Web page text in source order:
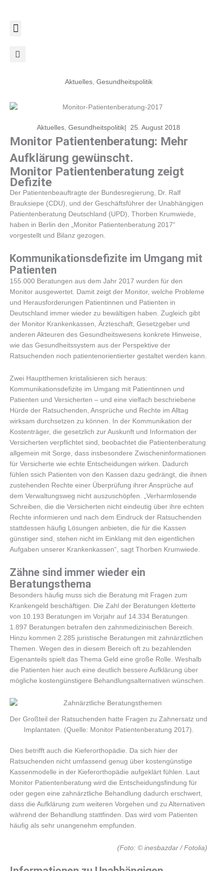
springen
Aktuelles, Gesundheitspolitik
Aktuelles, Gesundheitspolitik 25. August 2018
Monitor Patientenberatung: Mehr
Aufklärung gewünscht.
Monitor Patientenberatung zeigt
Defizite
Der Patientenbeauftragte der Bundesregierung, Dr. Ralf
Brauksiepe (CDU), und der Geschäftsführer der Unabhängigen
Patientenberatung Deutschland (UPD), Thorben Krumwiede,
haben in Berlin den „Monitor Patientenberatung 2017“
vorgestellt und Bilanz gezogen.
Kommunikationsdefizite im Umgang mit
Patienten
155.000 Beratungen aus dem Jahr 2017 wurden für den
Monitor ausgewertet. Damit zeigt der Monitor, welche Probleme
und Herausforderungen Patientinnen und Patienten in
Deutschland immer wieder zu bewältigen haben. Zugleich gibt
der Monitor Krankenkassen, Ärzteschaft, Gesetzgeber und
anderen Akteuren des Gesundheitswesens konkrete Hinweise,
wie das Gesundheitssystem aus der Perspektive der
Ratsuchenden noch patientenorientierter gestaltet werden kann.
Zwei Hauptthemen kristalisieren sich heraus:
Kommunikationsdefizite im Umgang mit Patientinnen und
Patienten und Versicherten – und eine vielfach beschriebene
Hürde der Ratsuchenden, Ansprüche und Rechte im Alltag
wirksam durchsetzen zu können. In der Kommunikation der
Kostenträger, die gesetzlich zur Auskunft und Information der
Versicherten verpflichtet sind, beobachtet die Patientenberatung
allgemein mit Sorge, dass insbesondere Zwischeninformationen
für Versicherte wie echte Entscheidungen wirken. Dadurch
fühlen ssich Patienten von den Kassen dazu gedrängt, die ihnen
zustehenden Rechte einer Überprüfung ihrer Ansprüche auf
dem Verwaltungsweg nicht auszuschöpfen. „Verharmlosende
Schreiben, die die Versicherten nicht eindeutig über ihre echten
Rechte informieren und nach dem Eindruck der Ratsuchenden
stattdessen häufig Lösungen anbieten, die für die Kassen
günstiger sind, stehen nicht im Einklang mit den eigentlichen
Aufgaben unserer Krankenkassen“, sagt Thorben Krumwiede.
Zähne sind immer wieder ein
Beratungsthema
Besonders häufig muss sich die Beratung mit Fragen zum
Krankengeld beschäftigen. Die Zahl der Beratungen kletterte
von 10.193 Beratungen im Vorjahr auf 14.334 Beratungen.
1.897 Beratungen betrafen den zahnmedizinischen Bereich.
Hinzu kommen 2.285 juristische Beratungen mit zahnärztlichen
Themen. Wegen des in diesem Bereich oft zu bezahlenden
Eigenanteils spielt das Thema Geld eine große Rolle. Weshalb
die Patienten hier auch eine deutlich bessere Aufklärung über
mögliche kostengünstigere Behandlungsalternativen wünschen.
Der Großteil der Ratsuchenden hatte Fragen zu Zahnersatz und
Implantaten. (Quelle: Monitor Patientenberatung 2017).
Dies betrifft auch die Kieferorthopädie. Da sich hier der
Ratsuchenden nicht umfassend genug über kostengünstige
Kassenmodelle in der Kieferorthopädie aufgeklärt fühlen. Laut
Monitor Patientenberatung wird die Entscheidungsfindung für
oder gegen eine zahnärztliche Behandlung dadurch erschwert,
dass die Aufklärung zum weiteren Vorgehen und zu Alternativen
während der Behandlung stattfinden. Das wird vom Patienten
häufig als sehr unangenehm empfunden.
(Foto: © inesbazdar / Fotolia)